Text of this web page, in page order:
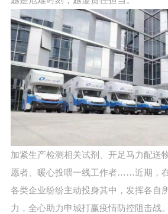
加紧生产检测相关试剂、开足马力配送
愿者、暖心投喂一线工作者……近期，
各类企业纷纷主动投身其中，发挥各自
力，全心助力申城打赢疫情防控阻击战。